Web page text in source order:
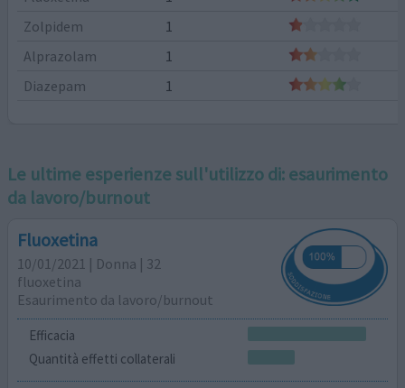
Zolpidem
1
Alprazolam
1
Diazepam
1
Le ultime esperienze sull'utilizzo di:esaurimento
da lavoro/burnout
Fluoxetina
10/01/2021 | Donna | 32
fluoxetina
Esaurimento da lavoro/burnout
Efficacia
Quantità effetti collaterali